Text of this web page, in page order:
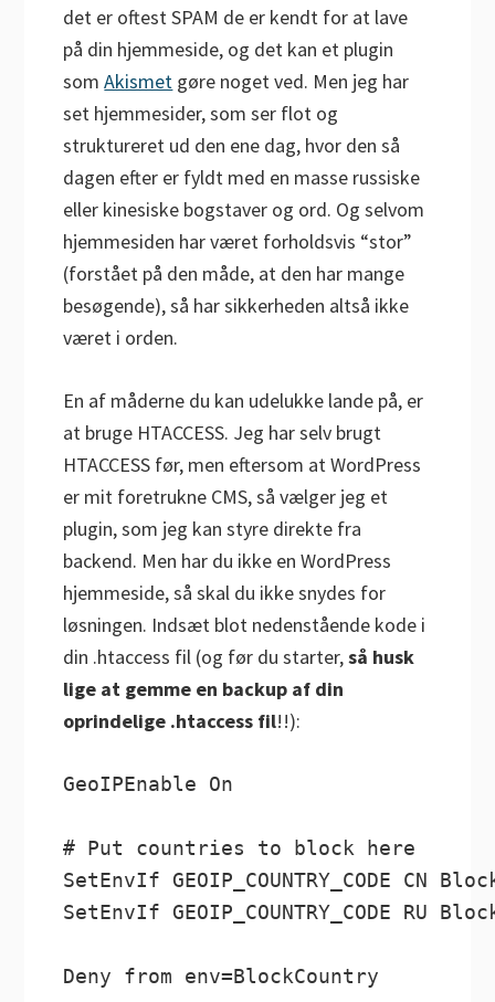
det er oftest SPAM de er kendt for at lave
på din hjemmeside, og det kan et plugin
somAkismet gøre noget ved. Men jeg har
set hjemmesider, som ser flot og
struktureret ud den ene dag, hvor den så
dagen efter er fyldt med en masse russiske
eller kinesiske bogstaver og ord. Og selvom
hjemmesiden har været forholdsvis “stor”
(forstået på den måde, at den har mange
besøgende), så har sikkerheden altså ikke
været i orden.
En af måderne du kan udelukke lande på, er
at bruge HTACCESS. Jeg har selv brugt
HTACCESS før, men eftersom at WordPress
er mit foretrukne CMS, så vælger jeg et
plugin, som jeg kan styre direkte fra
backend. Men har du ikke en WordPress
hjemmeside, så skal du ikke snydes for
løsningen. Indsæt blot nedenstående kode i
din .htaccess fil (og før du starter,så husk
lige at gemme en backup af din
oprindelige .htaccess fil!!):
GeoIPEnable On
# Put countries to block here
SetEnvIf GEOIP_COUNTRY_CODE CN
SetEnvIf GEOIP_COUNTRY_CODE RU
Deny from env=BlockCountry